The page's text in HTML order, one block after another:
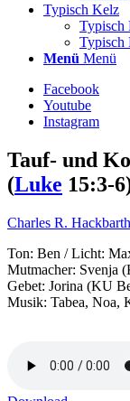
Typisch Kelz
Typisch
Typisch
Menü Menü
Facebook
Youtube
Instagram
Tauf- und
(Luke 15:3-
Charles R. Hackbarth
Ton: Ben / Licht:
Mutmacher: Svenja
Gebet: Jorina (KU
Musik: Tabea, Noa,